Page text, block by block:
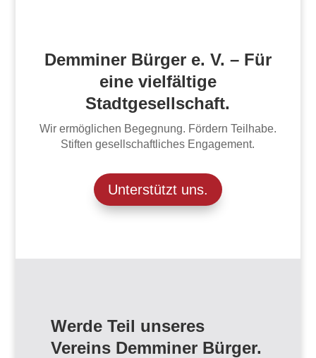
Demminer Bürger e. V. – Für
eine vielfältige
Stadtgesellschaft.
Wir ermöglichen Begegnung. Fördern Teilhabe.
Stiften gesellschaftliches Engagement.
Unterstützt uns.
Werde Teil unseres
Vereins Demminer Bürger.